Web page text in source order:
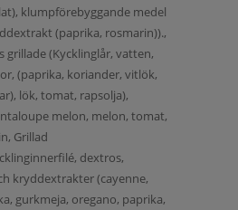
klumpförebyggande medel
(paprika, rosmarin)).,
grillade (Kycklinglår, vatten,
(paprika, koriander, vitlök,
lök, tomat, rapsolja),
melon, melon, tomat,
Grillad
dextros,
kryddextrakter (cayenne,
gurkmeja, oregano, paprika,